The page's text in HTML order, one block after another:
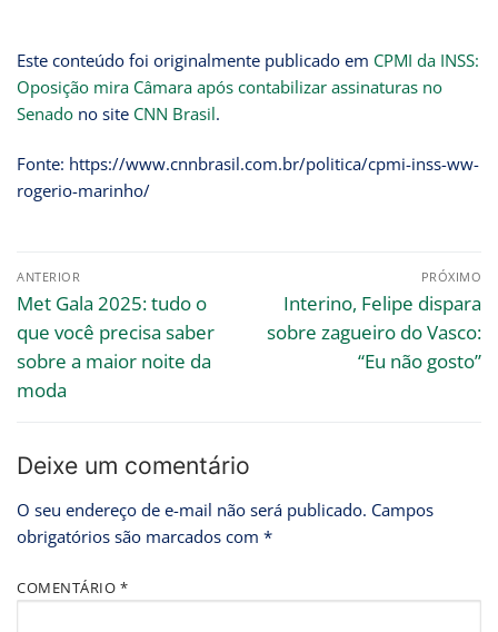
Este conteúdo foi originalmente publicado em CPMI da INSS:
Oposição mira Câmara após contabilizar assinaturas no
Senado no site CNN Brasil.
Fonte: https://www.cnnbrasil.com.br/politica/cpmi-inss-ww-
rogerio-marinho/
ANTERIOR
Met Gala 2025: tudo o
que você precisa saber
sobre a maior noite da
moda
PRÓXIMO
Interino, Felipe dispara
sobre zagueiro do Vasco:
“Eu não gosto”
Deixe um comentário
O seu endereço de e-mail não será publicado. Campos
obrigatórios são marcados com *
COMENTÁRIO *